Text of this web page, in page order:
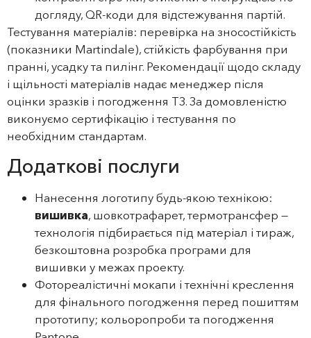
догляду, QR-коди для відстежування партій.
Тестування матеріалів: перевірка на зносостійкість
(показники Martindale), стійкість фарбування при
пранні, усадку та пилінг. Рекомендації щодо складу
і щільності матеріалів надає менеджер після
оцінки зразків і погодження ТЗ. За домовленістю
виконуємо сертифікацію і тестування по
необхідним стандартам.
Додаткові послуги
Нанесення логотипу будь-якою технікою:
вишивка, шовкотрафарет, термотрансфер —
технологія підбирається під матеріал і тираж,
безкоштовна розробка програми для
вишивки у межах проекту.
Фотореалістичні мокапи і технічні креслення
для фінального погодження перед пошиттям
прототипу; кольоропроби та погодження